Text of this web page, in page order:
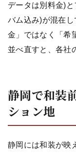
データは別料金)
バム込み)が混在
金」ではなく「希
並べ直すと、各社
静岡で和装
ション地
静岡には和装が映